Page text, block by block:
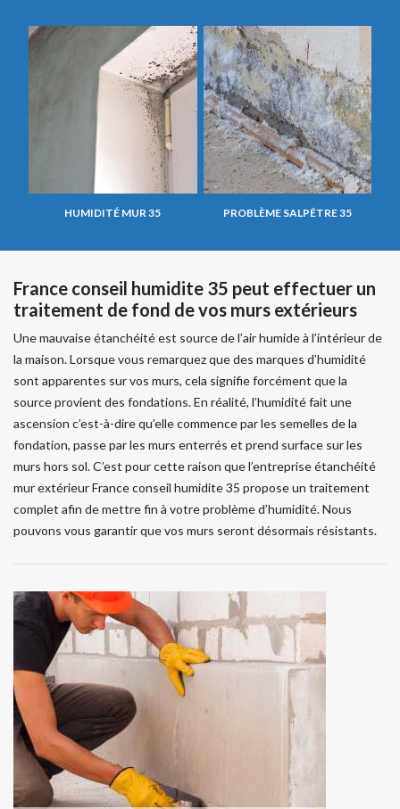
HUMIDITÉ MUR 35 PROBLÈME SALPÊTRE 35
France conseil humidite 35 peut effectuer un
traitement de fond de vos murs extérieurs
Une mauvaise étanchéité est source de l’air humide à l’intérieur de
la maison. Lorsque vous remarquez que des marques d’humidité
sont apparentes sur vos murs, cela signifie forcément que la
source provient des fondations. En réalité, l’humidité fait une
ascension c’est-à-dire qu’elle commence par les semelles de la
fondation, passe par les murs enterrés et prend surface sur les
murs hors sol. C’est pour cette raison que l’entreprise étanchéité
mur extérieur France conseil humidite 35 propose un traitement
complet afin de mettre fin à votre problème d’humidité. Nous
pouvons vous garantir que vos murs seront désormais résistants.